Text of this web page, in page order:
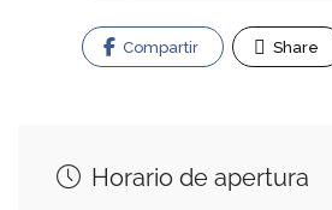
Compartir Share
Horario de apertura